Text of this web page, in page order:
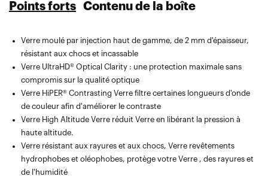
Points forts Contenu de la boîte
Verre moulé par injection haut de gamme, de 2 mm d'épaisseur,
résistant aux chocs et incassable
Verre UltraHD® Optical Clarity : une protection maximale sans
compromis sur la qualité optique
Verre HiPER® Contrasting Verre filtre certaines longueurs d'onde
de couleur afin d'améliorer le contraste
Verre High Altitude Verre réduit Verre en libérant la pression à
haute altitude.
Verre résistant aux rayures et aux chocs, Verre revêtements
hydrophobes et oléophobes, protège votre Verre , des rayures et
de l'humidité
Verre de rechange Verre — compatible avec leMasque Snowcraft
Masque 100%
Masque microfibre avec poche compartimentée pour Verre , Verre
et la protection Verre